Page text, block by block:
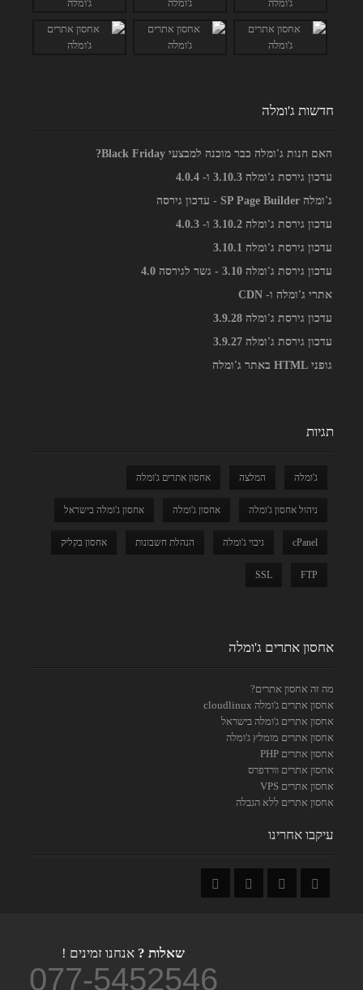
חדשות ג'ומלה
האם חנות ג'ומלה כבר מוכנה למבצעי Black Friday?
עדכון גירסת ג'ומלה 3.10.3 ו- 4.0.4
ג'ומלה SP Page Builder - עדכון גירסה
עדכון גירסת ג'ומלה 3.10.2 ו- 4.0.3
עדכון גירסת ג'ומלה 3.10.1
עדכון גירסת ג'ומלה 3.10 - גשר לגירסה 4.0
אתרי ג'ומלה ו- CDN
עדכון גירסת ג'ומלה 3.9.28
עדכון גירסת ג'ומלה 3.9.27
גופני HTML באתר ג'ומלה
תגיות
ג'ומלה המלצה אחסון אתרים ג'ומלה
ניהול אחסון ג'ומלה אחסון ג'ומלה אחסון ג'ומלה בישראל
cPanel גיבוי ג'ומלה הנהלת חשבונות אחסון בקליק
FTP
SSL
אחסון אתרים ג'ומלה
מה זה אחסון אתרים?
אחסון אתרים ג'ומלה cloudlinux
אחסון אתרים ג'ומלה בישראל
אחסון אתרים מומלץ ג'ומלה
אחסון אתרים PHP
אחסון אתרים וורדפרס
אחסון אתרים VPS
אחסון אתרים ללא הגבלה
עיקבו אחרינו
שאלות ? אנחנו זמינים !
077-5452546